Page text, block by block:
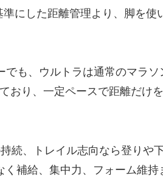
にした距離管理より、脚を使
も、ウルトラは通常のマラソ
おり、一定ペースで距離だけ
続、トレイル志向なら登りや
補給、集中力、フォーム維持